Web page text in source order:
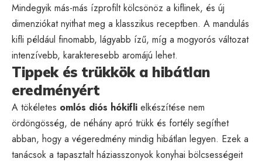
Mindegyik más-más ízprofilt kölcsönöz a kiflinek, és új
dimenziókat nyithat meg a klasszikus receptben. A mandulás
kifli például finomabb, lágyabb ízű, míg a mogyorós változat
intenzívebb, karakteresebb aromájú lehet.
Tippek és trükkök a hibátlan
eredményért
A tökéletes omlós diós hókifli elkészítése nem
ördöngösség, de néhány apró trükk és fortély segíthet
abban, hogy a végeredmény mindig hibátlan legyen. Ezek a
tanácsok a tapasztalt háziasszonyok konyhai bölcsességeit